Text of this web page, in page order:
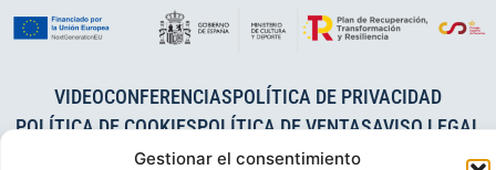
Gestionar el consentimiento
VIDEOCONFERENCIASPOLÍTICA DE PRIVACIDAD
POLÍTICA DE COOKIESPOLÍTICA DE VENTASAVISO LEGAL
CONTACTO